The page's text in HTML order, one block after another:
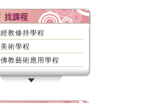
經教修持學程
美術學程
佛教藝術應用學程